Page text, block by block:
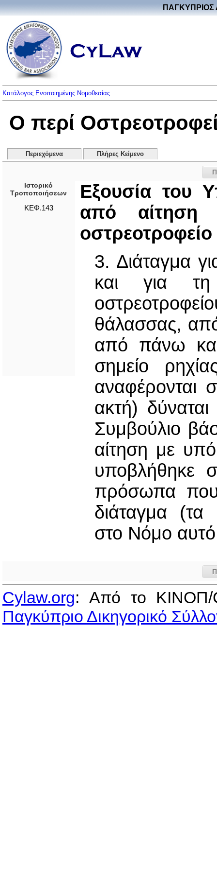
ΠΑΓΚΥΠΡΙΟΣ
Κατάλογος Ενοποιημένης Νομοθεσίας
Ο περί
Περιεχόμενα Πλήρες Κείμενο
Ιστορικό
Τροποποιήσεων
ΚΕΦ.143
Εξουσία του
από αίτηση
οστρεοτροφείο
3. Διάταγμα
και για τη
θάλασσας,
από πάνω
σημείο
αναφέρονται
ακτή)
Συμβούλιο
αίτηση με
υποβλήθηκε
πρόσωπα που
διάταγμα
στο Νόμο αυτό
Cylaw.org: Από το
Παγκύπριο Δικηγορικό